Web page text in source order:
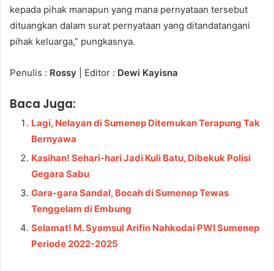
kepada pihak manapun yang mana pernyataan tersebut
dituangkan dalam surat pernyataan yang ditandatangani
pihak keluarga,” pungkasnya.
Penulis : Rossy | Editor : Dewi Kayisna
Baca Juga:
Lagi, Nelayan di Sumenep Ditemukan Terapung Tak
Bernyawa
Kasihan! Sehari-hari Jadi Kuli Batu, Dibekuk Polisi
Gegara Sabu
Gara-gara Sandal, Bocah di Sumenep Tewas
Tenggelam di Embung
Selamat! M. Syamsul Arifin Nahkodai PWI Sumenep
Periode 2022-2025